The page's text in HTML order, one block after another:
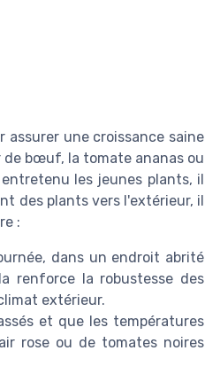
une croissance saine
bœuf, la tomate ananas ou
les jeunes plants, il
des plants vers l'extérieur, il
:
dans un endroit abrité
renforce la robustesse des
extérieur.
et que les températures
rose ou de tomates noires